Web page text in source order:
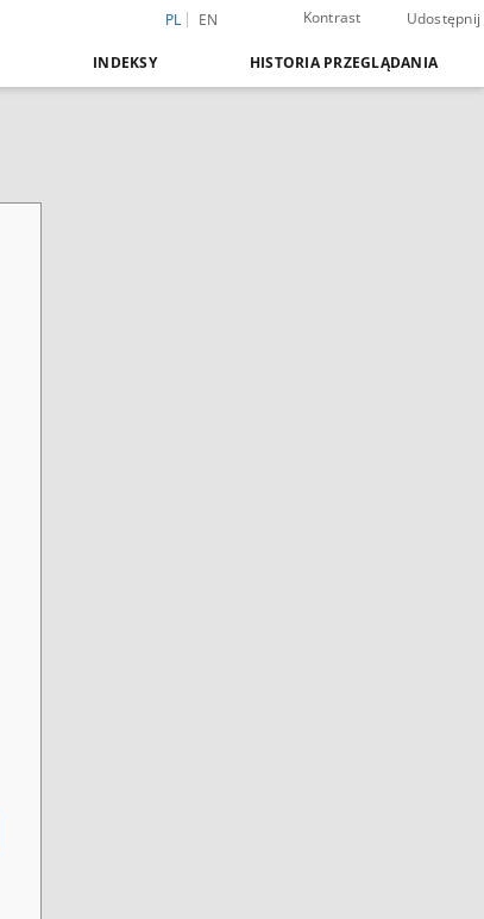
PL EN Kontrast Udostępnij
INDEKSY HISTORIA PRZEGLĄDANIA